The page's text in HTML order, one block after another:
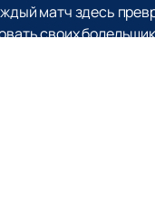
матч здесь
своих